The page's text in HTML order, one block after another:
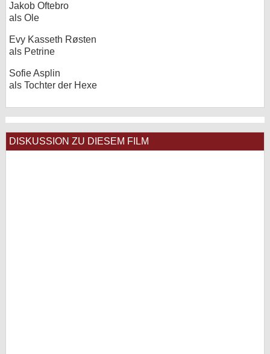
Jakob Oftebro
als Ole
Evy Kasseth Røsten
als Petrine
Sofie Asplin
als Tochter der Hexe
DISKUSSION ZU DIESEM FILM